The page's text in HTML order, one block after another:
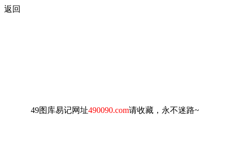
返回
49图库易记网址490090.com请收藏，永不迷路~